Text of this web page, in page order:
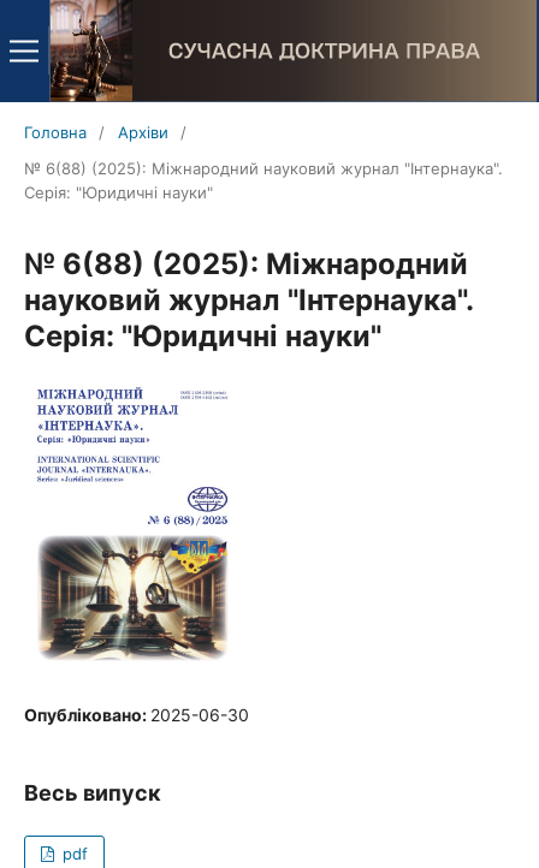
Головна / Архіви
/
№ 6(88) (2025): Міжнародний науковий журнал "Інтернаука".
Серія: "Юридичні науки"
№ 6(88) (2025): Міжнародний
науковий журнал "Інтернаука".
Серія: "Юридичні науки"
Опубліковано: 2025-06-30
Весь випуск
pdf